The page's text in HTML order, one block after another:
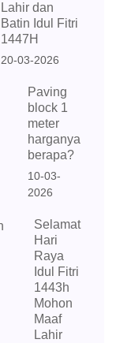
Lahir dan
Batin Idul Fitri
1447H
20-03-2026
Paving
block 1
meter
harganya
berapa?
10-03-
2026
Selamat
Hari
Raya
Idul Fitri
1443h
Mohon
Maaf
Lahir